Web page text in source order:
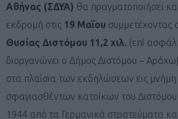
Αθήνας (ΣΔΥΑ) θα πραγματοποιήσει
εκδρομή στις 19 Μαΐου συμμετέχοντας
Θυσίας Διστόμου 11,2 χιλ. (επί
διοργανώνει ο Δήμος Διστόμου –
στα πλαίσια των εκδηλώσεων εις
σφαγιασθέντων κατοίκων του Διστόμου
1944 από τα Γερμανικά στρατεύματα